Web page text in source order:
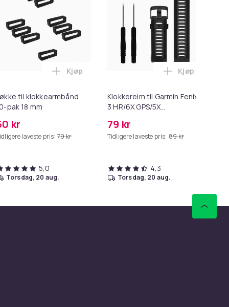
Black Garmin Forerunner 945/935, Garmin Fenix 5 i
10-pakning 18 mm i handlekurven
til klokkearmbånd
pak 18 mm
kr
laveste pris: 79 kr
Legg Løkke til klokkearmbånd 10-pak 18
Kjøp
5,0
torsdag, 20 aug.
Klokkereim til Garmin Fenix
3 HR/6X GPS/5X
Black
79 kr
Tidligere laveste pris: 89 kr
Legg
Kjøp
4,3
torsdag, 20 aug.